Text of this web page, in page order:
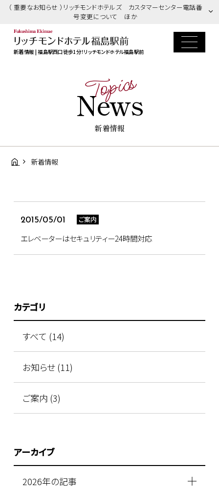
（ 重要なお知らせ ）リッチモンドホテルズ カスタマーセンター電話番
号変更について ほか
新着情報 | 福島駅西口徒歩1分！リッチモンドホテル福島駅前
News
Topics
新着情報
新着情報
2015/05/01 ご案内
エレベーターはセキュリティー24時間対応
カテゴリ
すべて (14)
お知らせ (11)
ご案内 (3)
アーカイブ
2026年の記事